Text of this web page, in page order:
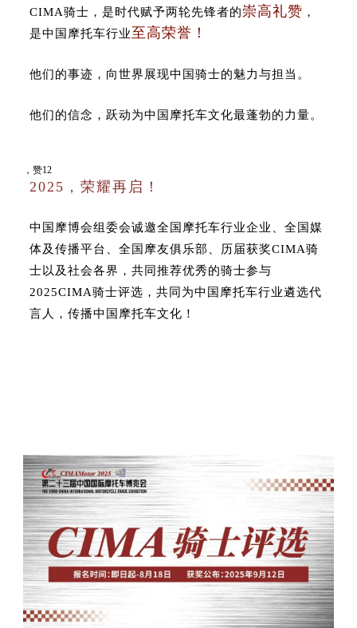
CIMA骑士，是时代赋予两轮先锋者的崇高礼赞 ，
是中国摩托车行业至高荣誉！
他们的事迹，向世界展现中国骑士的魅力与担当。
他们的信念，跃动为中国摩托车文化最蓬勃的力量。
，赞12
2025，荣耀再启！
中国摩博会组委会诚邀全国摩托车行业企业、全国媒
体及传播平台、全国摩友俱乐部、历届获奖CIMA骑
士以及社会各界，共同推荐优秀的骑士参与
2025CIMA骑士评选，共同为中国摩托车行业遴选代
言人，传播中国摩托车文化！